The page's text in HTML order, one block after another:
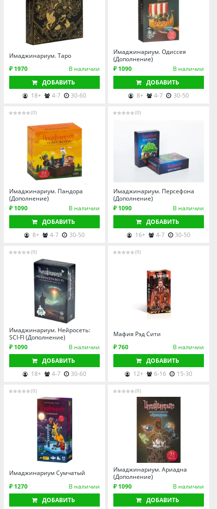
Имаджинариум. Таро
₽ 1970
В наличии
ДОБАВИТЬ
18+
4-7 30-60
Имаджинариум. Одиссея
(Дополнение)
₽ 1090
В наличии
ДОБАВИТЬ
8+
4-7 30-50
(0)
Имаджинариум. Пандора
(Дополнение)
₽ 1090
В наличии
ДОБАВИТЬ
8+
4-7 30-50
(0)
Имаджинариум. Персефона
(Дополнение)
₽ 1090
В наличии
ДОБАВИТЬ
16+
4-7 30-50
(0)
Имаджинариум. Нейросеть:
SCI-FI (Дополнение)
₽ 1090
В наличии
ДОБАВИТЬ
18+
4-7 30-60
(0)
Мафия Рэд Сити
₽ 760
В наличии
ДОБАВИТЬ
12+
6-16 15-30
(0)
Имаджинариум Сумчатый
₽ 1270
В наличии
ДОБАВИТЬ
(0)
Имаджинариум. Ариадна
(Дополнение)
₽ 1090
В наличии
ДОБАВИТЬ